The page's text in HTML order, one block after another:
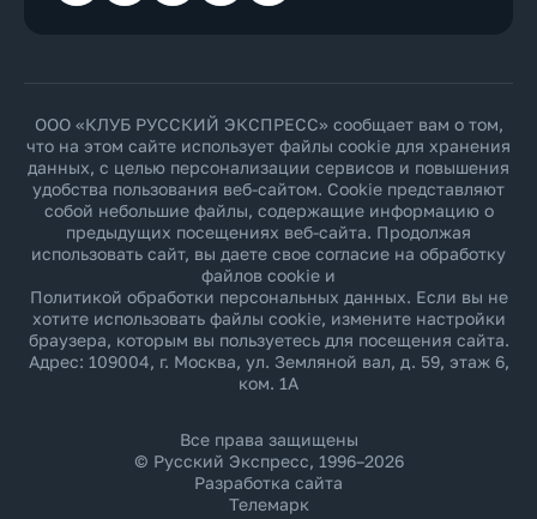
ООО «КЛУБ РУССКИЙ ЭКСПРЕСС» сообщает вам о том,
что на этом сайте использует файлы cookie для хранения
данных, с целью персонализации сервисов и повышения
удобства пользования веб-сайтом. Cookie представляют
собой небольшие файлы, содержащие информацию о
предыдущих посещениях веб-сайта. Продолжая
использовать сайт, вы даете свое согласие на обработку
файлов cookie и
Политикой обработки персональных данных. Если вы не
хотите использовать файлы cookie, измените настройки
браузера, которым вы пользуетесь для посещения сайта.
Адрес: 109004, г. Москва, ул. Земляной вал, д. 59, этаж 6,
ком. 1А
Все права защищены
© Русский Экспресс, 1996–2026
Разработка сайта
Телемарк